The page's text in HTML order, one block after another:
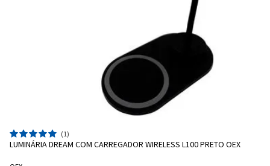
(1)
LUMINÁRIA DREAM COM CARREGADOR WIRELESS L100 PRETO OEX